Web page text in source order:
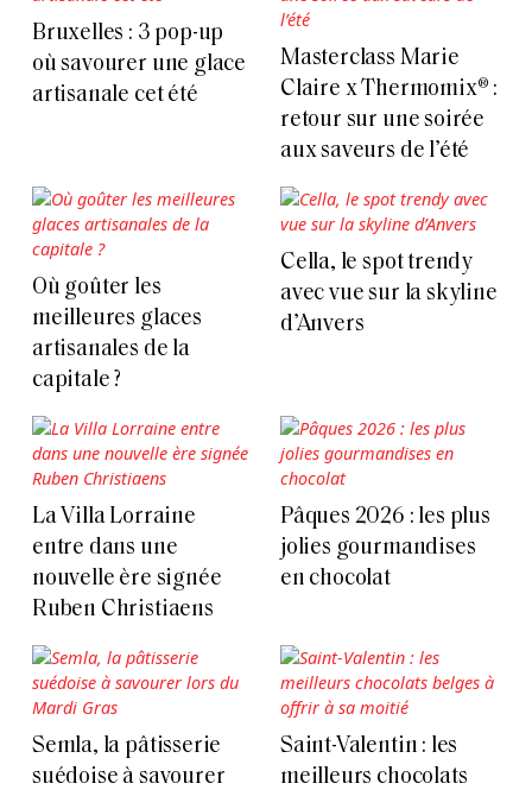
Bruxelles : 3 pop-up
où savourer une glace
artisanale cet été
Masterclass Marie
Claire x Thermomix® :
retour sur une soirée
aux saveurs de l’été
Où goûter les
meilleures glaces
artisanales de la
capitale ?
Cella, le spot trendy
avec vue sur la skyline
d’Anvers
La Villa Lorraine
entre dans une
nouvelle ère signée
Ruben Christiaens
Pâques 2026 : les plus
jolies gourmandises
en chocolat
Semla, la pâtisserie
suédoise à savourer
Saint-Valentin : les
meilleurs chocolats